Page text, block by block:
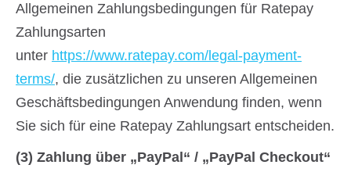
Allgemeinen Zahlungsbedingungen für Ratepay
Zahlungsarten
unter https://www.ratepay.com/legal-payment-
terms/, die zusätzlichen zu unseren Allgemeinen
Geschäftsbedingungen Anwendung finden, wenn
Sie sich für eine Ratepay Zahlungsart entscheiden.
(3) Zahlung über „PayPal“ / „PayPal Checkout“